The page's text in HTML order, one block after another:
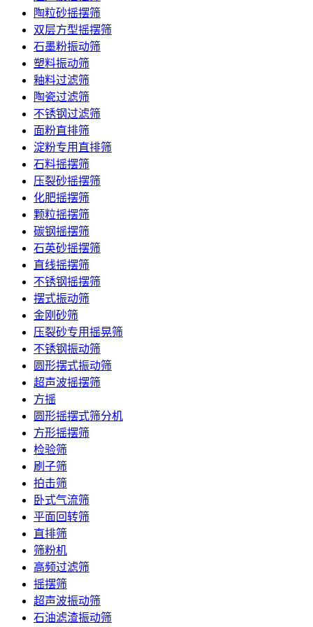
陶粒砂摇摆筛
双层方型摇摆筛
石墨粉振动筛
塑料振动筛
釉料过滤筛
陶瓷过滤筛
不锈钢过滤筛
面粉直排筛
淀粉专用直排筛
石料摇摆筛
压裂砂摇摆筛
化肥摇摆筛
颗粒摇摆筛
碳钢摇摆筛
石英砂摇摆筛
直线摇摆筛
不锈钢摇摆筛
摆式振动筛
金刚砂筛
压裂砂专用摇晃筛
不锈钢振动筛
圆形摆式振动筛
超声波摇摆筛
方摇
圆形摇摆式筛分机
方形摇摆筛
检验筛
刷子筛
拍击筛
卧式气流筛
平面回转筛
直排筛
筛粉机
高频过滤筛
摇摆筛
超声波振动筛
石油滤渣振动筛